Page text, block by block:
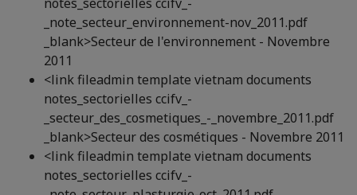
_note_secteur_environnement-nov_2011.pdf
_blank>Secteur de l'environnement - Novembre
2011
<link fileadmin template vietnam documents
notes_sectorielles ccifv_-
_secteur_des_cosmetiques_-_novembre_2011.pdf
_blank>Secteur des cosmétiques - Novembre 2011
<link fileadmin template vietnam documents
notes_sectorielles ccifv_-